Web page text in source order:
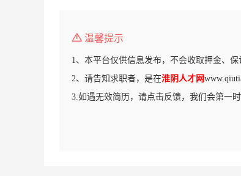
温馨提示
1、本平台仅供信息发布，不会收取押金、保
2、请告知求职者，是在淮阴人才网
3.如遇无效简历，请点击反馈，我们会第一